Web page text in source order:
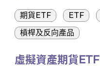
期貨ETF ETF
槓桿及反向產品
虛擬資產期貨ETF